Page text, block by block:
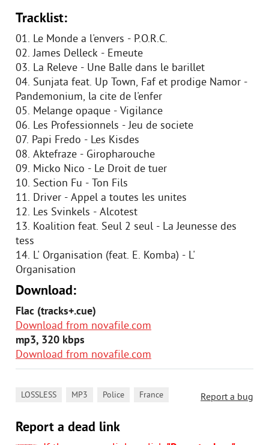
Tracklist:
01. Le Monde a l'envers - P.O.R.C.
02. James Delleck - Emeute
03. La Releve - Une Balle dans le barillet
04. Sunjata feat. Up Town, Faf et prodige Namor -
Pandemonium, la cite de l'enfer
05. Melange opaque - Vigilance
06. Les Professionnels - Jeu de societe
07. Papi Fredo - Les Kisdes
08. Aktefraze - Giropharouche
09. Micko Nico - Le Droit de tuer
10. Section Fu - Ton Fils
11. Driver - Appel a toutes les unites
12. Les Svinkels - Alcotest
13. Koalition feat. Seul 2 seul - La Jeunesse des
tess
14. L' Organisation (feat. E. Komba) - L'
Organisation
Download:
Flac (tracks+.cue)
Download from novafile.com
mp3, 320 kbps
Download from novafile.com
Report a bug
LOSSLESS MP3 Police France
Report a dead link